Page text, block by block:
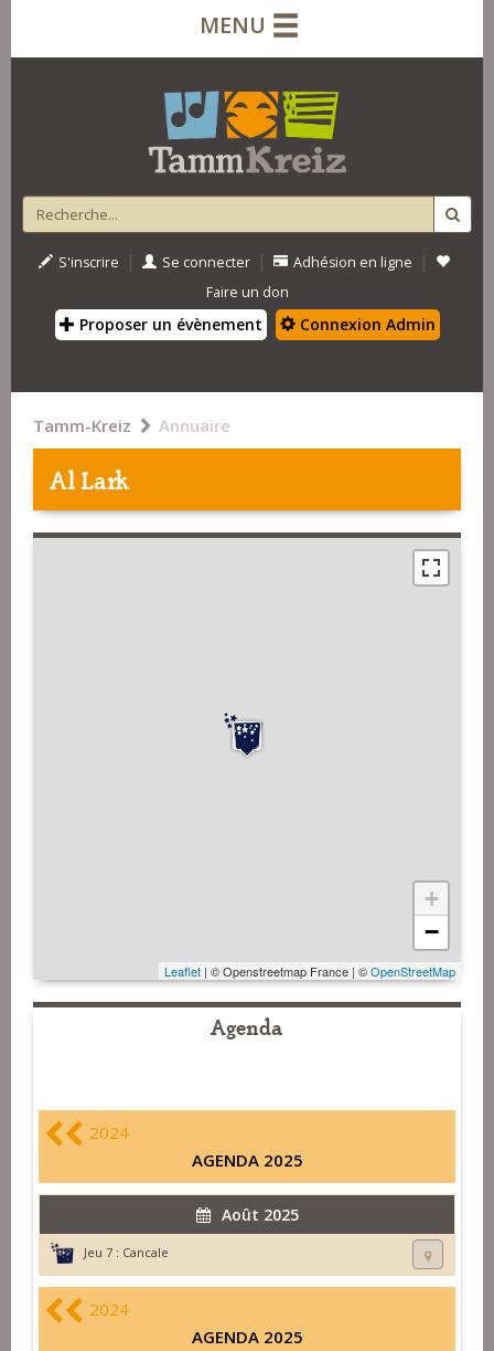
MENU
S'inscrire | Se connecter | Adhésion en ligne |
Faire un don
Proposer un évènement Connexion Admin
Tamm-Kreiz Annuaire
Al Lark
+
−
Leaflet | © Openstreetmap France | ©OpenStreetMap
Agenda
2024
AGENDA 2025
Août 2025
Jeu 7 : Cancale
2024
AGENDA 2025